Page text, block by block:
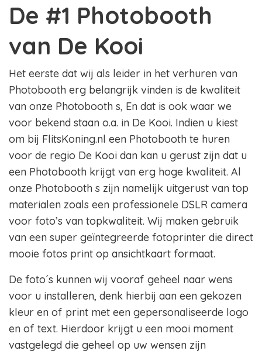
De #1 Photobooth
van De Kooi
Het eerste dat wij als leider in het verhuren van
Photobooth erg belangrijk vinden is de kwaliteit
van onze Photobooth s, En dat is ook waar we
voor bekend staan o.a. in De Kooi. Indien u kiest
om bij FlitsKoning.nl een Photobooth te huren
voor de regio De Kooi dan kan u gerust zijn dat u
een Photobooth krijgt van erg hoge kwaliteit. Al
onze Photobooth s zijn namelijk uitgerust van top
materialen zoals een professionele DSLR camera
voor foto’s van topkwaliteit. Wij maken gebruik
van een super geïntegreerde fotoprinter die direct
mooie fotos print op ansichtkaart formaat.
De foto´s kunnen wij vooraf geheel naar wens
voor u installeren, denk hierbij aan een gekozen
kleur en of print met een gepersonaliseerde logo
en of text. Hierdoor krijgt u een mooi moment
vastgelegd die geheel op uw wensen zijn